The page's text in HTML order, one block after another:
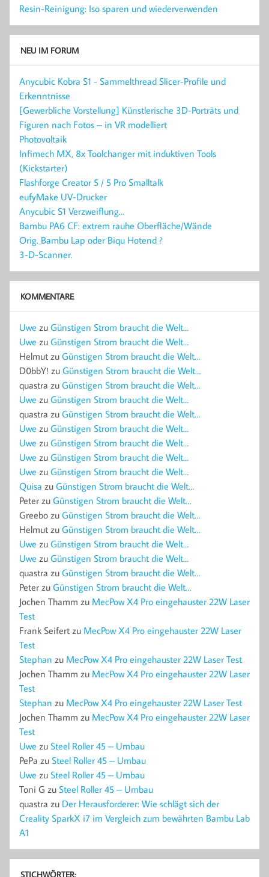
Resin-Reinigung: Iso sparen und wiederverwenden
NEU IM FORUM
Anycubic Kobra S1 - Sammelthread Slicer-Profile und
Erkenntnisse
[Gewerbliche Vorstellung] Künstlerische 3D-Porträts und
Figuren nach Fotos – in VR modelliert
Photovoltaik
Infimech MX, 8x Toolchanger mit induktiven Tools
(Kickstarter)
Flashforge Creator 5 / 5 Pro Smalltalk
eufyMake UV-Drucker
Anycubic S1 Verzweiflung...
Bambu PA6 CF: extrem rauhe Oberfläche/Wände
Orig. Bambu Lap oder Biqu Hotend ?
3-D-Scanner.
KOMMENTARE
Uwe zu Günstigen Strom braucht die Welt…
Uwe zu Günstigen Strom braucht die Welt…
Helmut zu Günstigen Strom braucht die Welt…
D0bbY! zu Günstigen Strom braucht die Welt…
quastra zu Günstigen Strom braucht die Welt…
Uwe zu Günstigen Strom braucht die Welt…
quastra zu Günstigen Strom braucht die Welt…
Uwe zu Günstigen Strom braucht die Welt…
Uwe zu Günstigen Strom braucht die Welt…
Uwe zu Günstigen Strom braucht die Welt…
Uwe zu Günstigen Strom braucht die Welt…
Quisa zu Günstigen Strom braucht die Welt…
Peter zu Günstigen Strom braucht die Welt…
Greebo zu Günstigen Strom braucht die Welt…
Helmut zu Günstigen Strom braucht die Welt…
Uwe zu Günstigen Strom braucht die Welt…
Uwe zu Günstigen Strom braucht die Welt…
quastra zu Günstigen Strom braucht die Welt…
Peter zu Günstigen Strom braucht die Welt…
Jochen Thamm zu MecPow X4 Pro eingehauster 22W Laser
Test
Frank Seifert zu MecPow X4 Pro eingehauster 22W Laser
Test
Stephan zu MecPow X4 Pro eingehauster 22W Laser Test
Jochen Thamm zu MecPow X4 Pro eingehauster 22W Laser
Test
Stephan zu MecPow X4 Pro eingehauster 22W Laser Test
Jochen Thamm zu MecPow X4 Pro eingehauster 22W Laser
Test
Uwe zu Steel Roller 45 – Umbau
PePa zu Steel Roller 45 – Umbau
Uwe zu Steel Roller 45 – Umbau
Toni G zu Steel Roller 45 – Umbau
quastra zu Der Herausforderer: Wie schlägt sich der
Creality SparkX i7 im Vergleich zum bewährten Bambu Lab
A1
STICHWÖRTER: